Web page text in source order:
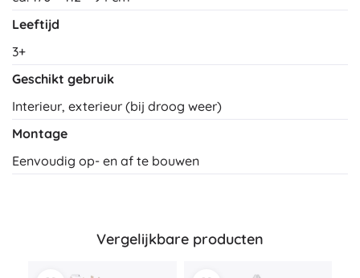
Leeftijd
3+
Geschikt gebruik
Interieur, exterieur (bij droog weer)
Montage
Eenvoudig op- en af te bouwen
Vergelijkbare producten